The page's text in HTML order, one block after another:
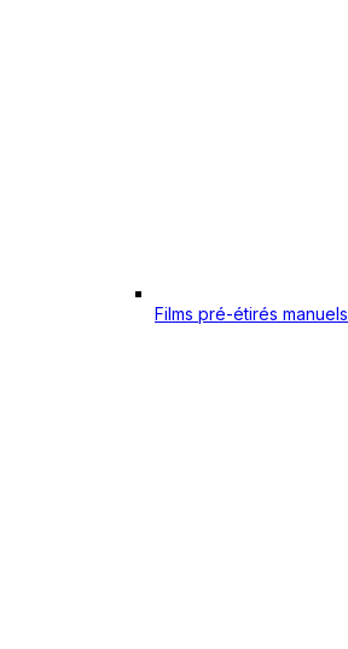
Films pré-étirés manuels